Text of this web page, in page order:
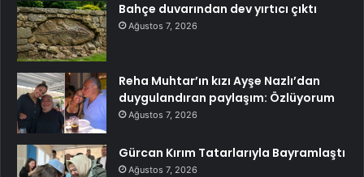
Bahçe duvarından dev yırtıcı çıktı
Ağustos 7, 2026
Reha Muhtar’ın kızı Ayşe Nazlı’dan
duygulandıran paylaşım: Özlüyorum
Ağustos 7, 2026
Gürcan Kırım Tatarlarıyla Bayramlaştı
Ağustos 7, 2026